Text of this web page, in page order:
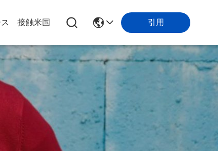
接触米国 引用